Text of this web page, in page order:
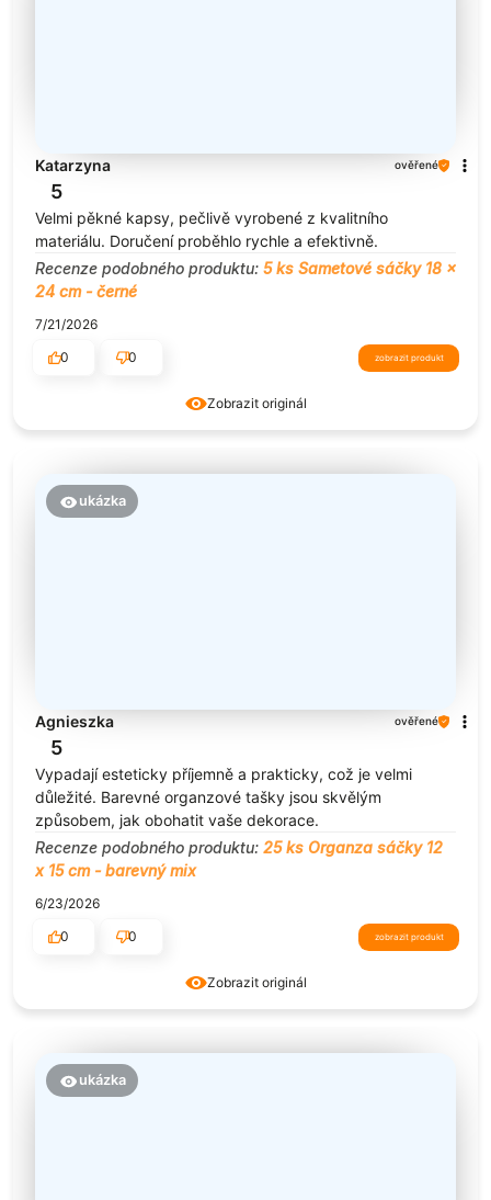
Zobrazit originál
Katarzyna ověřené
5
Velmi pěkné kapsy, pečlivě vyrobené z kvalitního
materiálu. Doručení proběhlo rychle a efektivně.
Recenze podobného produktu: 5 ks Sametové sáčky 18 x
24 cm - černé
7/21/2026
0
0 zobrazit produkt
Zobrazit originál
ukázka
Agnieszka ověřené
5
Vypadají esteticky příjemně a prakticky, což je velmi
důležité. Barevné organzové tašky jsou skvělým
způsobem, jak obohatit vaše dekorace.
Recenze podobného produktu: 25 ks Organza sáčky 12
x 15 cm - barevný mix
6/23/2026
0
0 zobrazit produkt
ukázka